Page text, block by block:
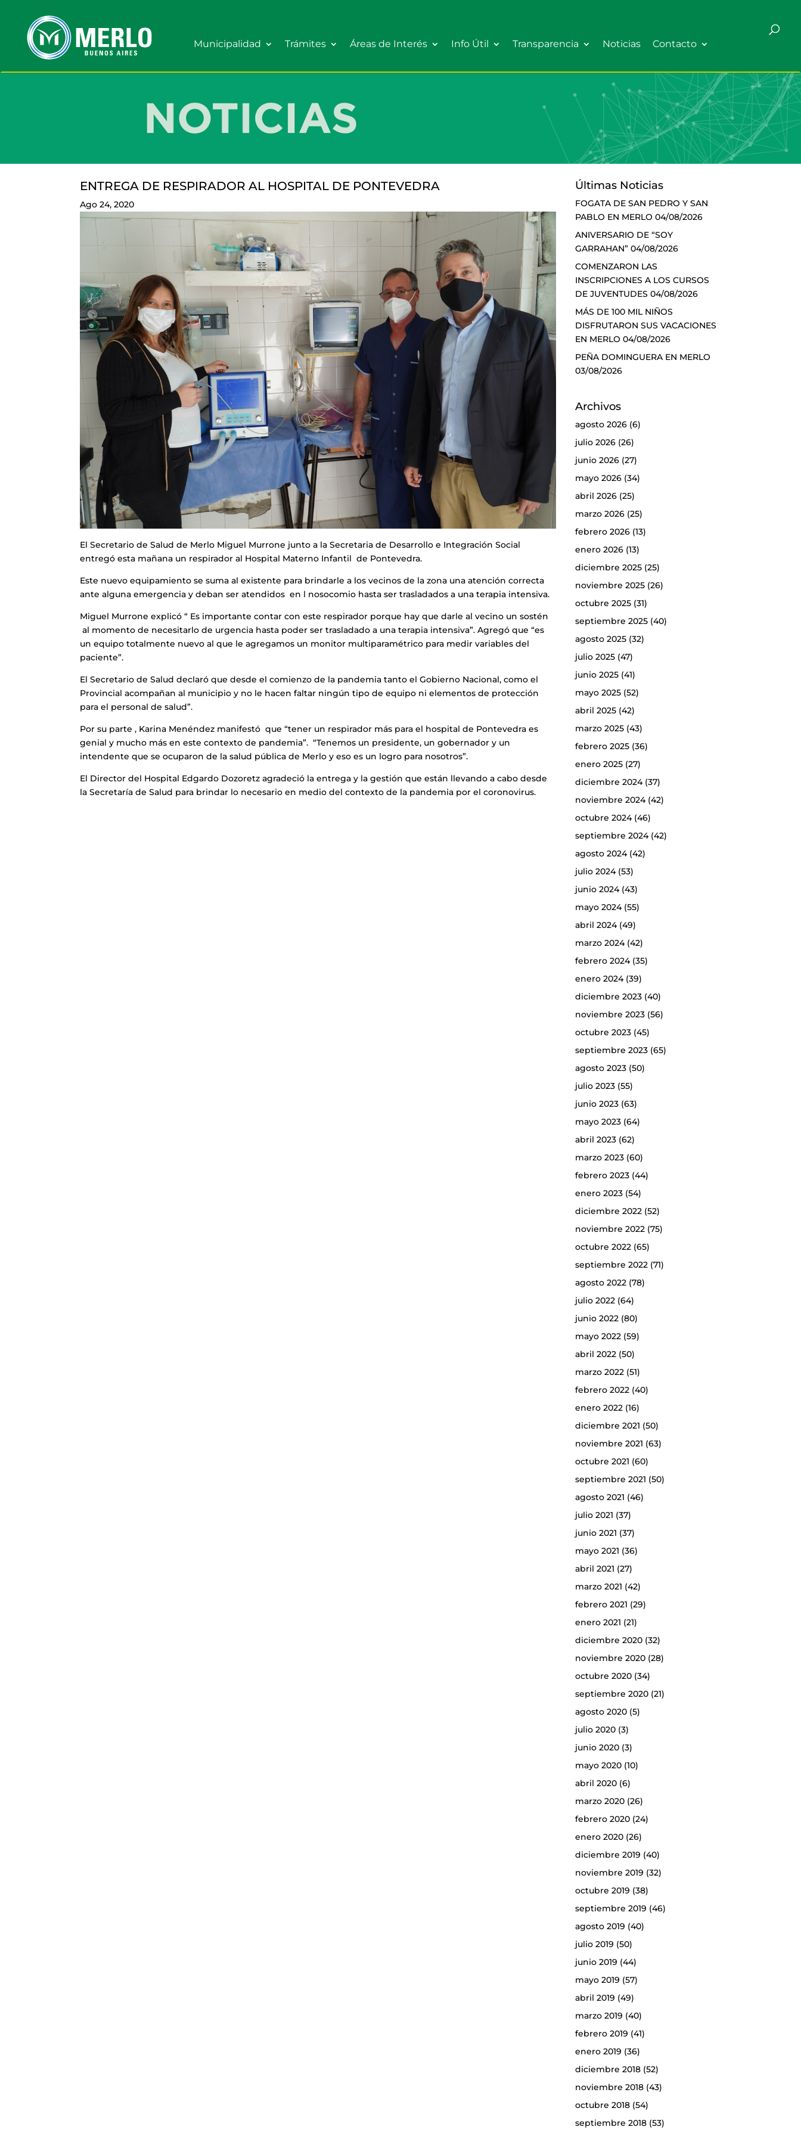
Municipalidad Trámites Áreas de Interés Info Útil Transparencia Noticias Contacto
ENTREGA DE RESPIRADOR AL HOSPITAL DE PONTEVEDRA
Ago 24, 2020
El Secretario de Salud de Merlo Miguel Murrone junto a la Secretaria de Desarrollo e Integración Social
entregó esta mañana un respirador al Hospital Materno Infantil de Pontevedra.
Este nuevo equipamiento se suma al existente para brindarle a los vecinos de la zona una atención correcta
ante alguna emergencia y deban ser atendidos en l nosocomio hasta ser trasladados a una terapia intensiva.
Miguel Murrone explicó “ Es importante contar con este respirador porque hay que darle al vecino un sostén
al momento de necesitarlo de urgencia hasta poder ser trasladado a una terapia intensiva”. Agregó que “es
un equipo totalmente nuevo al que le agregamos un monitor multiparamétrico para medir variables del
paciente”.
El Secretario de Salud declaró que desde el comienzo de la pandemia tanto el Gobierno Nacional, como el
Provincial acompañan al municipio y no le hacen faltar ningún tipo de equipo ni elementos de protección
para el personal de salud”.
Por su parte , Karina Menéndez manifestó que “tener un respirador más para el hospital de Pontevedra es
genial y mucho más en este contexto de pandemia”. “Tenemos un presidente, un gobernador y un
intendente que se ocuparon de la salud pública de Merlo y eso es un logro para nosotros”.
El Director del Hospital Edgardo Dozoretz agradeció la entrega y la gestión que están llevando a cabo desde
la Secretaría de Salud para brindar lo necesario en medio del contexto de la pandemia por el coronovirus.
Últimas Noticias
FOGATA DE SAN PEDRO Y SAN
PABLO EN MERLO 04/08/2026
ANIVERSARIO DE “SOY
GARRAHAN” 04/08/2026
COMENZARON LAS
INSCRIPCIONES A LOS CURSOS
DE JUVENTUDES 04/08/2026
MÁS DE 100 MIL NIÑOS
DISFRUTARON SUS VACACIONES
EN MERLO 04/08/2026
PEÑA DOMINGUERA EN MERLO
03/08/2026
Archivos
agosto 2026(6)
julio 2026(26)
junio 2026(27)
mayo 2026(34)
abril 2026(25)
marzo 2026(25)
febrero 2026(13)
enero 2026(13)
diciembre 2025(25)
noviembre 2025(26)
octubre 2025(31)
septiembre 2025(40)
agosto 2025(32)
julio 2025(47)
junio 2025(41)
mayo 2025(52)
abril 2025(42)
marzo 2025(43)
febrero 2025(36)
enero 2025(27)
diciembre 2024(37)
noviembre 2024(42)
octubre 2024(46)
septiembre 2024(42)
agosto 2024(42)
julio 2024(53)
junio 2024(43)
mayo 2024(55)
abril 2024(49)
marzo 2024(42)
febrero 2024(35)
enero 2024(39)
diciembre 2023(40)
noviembre 2023(56)
octubre 2023(45)
septiembre 2023(65)
agosto 2023(50)
julio 2023(55)
junio 2023(63)
mayo 2023(64)
abril 2023(62)
marzo 2023(60)
febrero 2023(44)
enero 2023(54)
diciembre 2022(52)
noviembre 2022(75)
octubre 2022(65)
septiembre 2022(71)
agosto 2022(78)
julio 2022(64)
junio 2022(80)
mayo 2022(59)
abril 2022(50)
marzo 2022(51)
febrero 2022(40)
enero 2022(16)
diciembre 2021 (50)
noviembre 2021 (63)
octubre 2021 (60)
septiembre 2021 (50)
agosto 2021 (46)
julio 2021 (37)
junio 2021 (37)
mayo 2021 (36)
abril 2021 (27)
marzo 2021 (42)
febrero 2021 (29)
enero 2021 (21)
diciembre 2020(32)
noviembre 2020(28)
octubre 2020(34)
septiembre 2020(21)
agosto 2020(5)
julio 2020(3)
junio 2020(3)
mayo 2020(10)
abril 2020(6)
marzo 2020(26)
febrero 2020(24)
enero 2020(26)
diciembre 2019 (40)
noviembre 2019 (32)
octubre 2019 (38)
septiembre 2019 (46)
agosto 2019 (40)
julio 2019 (50)
junio 2019 (44)
mayo 2019 (57)
abril 2019 (49)
marzo 2019 (40)
febrero 2019 (41)
enero 2019 (36)
diciembre 2018(52)
noviembre 2018(43)
octubre 2018(54)
septiembre 2018(53)